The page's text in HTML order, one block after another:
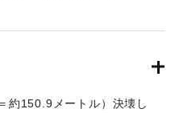
約150.9メートル）決壊し